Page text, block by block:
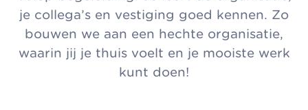
je collega’s en vestiging goed kennen. Zo
bouwen we aan een hechte organisatie,
waarin jij je thuis voelt en je mooiste werk
kunt doen!